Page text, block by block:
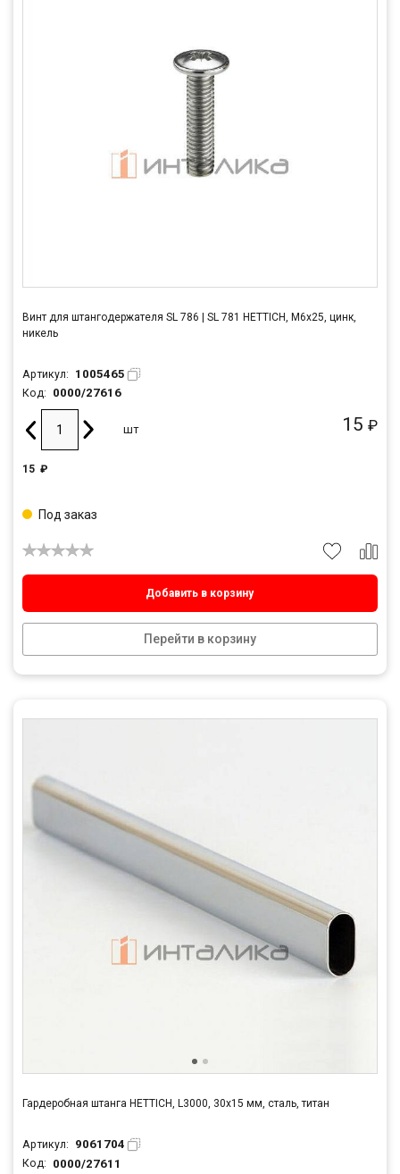
Винт для штангодержателя SL 786 | SL 781 HETTICH, М6х25, цинк,
никель
Артикул: 1005465
Код: 0000/27616
15 ₽
шт
15 ₽
Добавить в корзину
Перейти в корзину
Под заказ
Гардеробная штанга HETTICH, L3000, 30х15 мм, сталь, титан
Артикул: 9061704
Код: 0000/27611